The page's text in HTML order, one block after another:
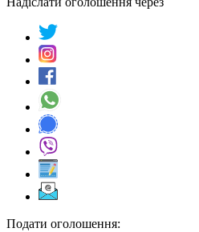
Подати оголошення: